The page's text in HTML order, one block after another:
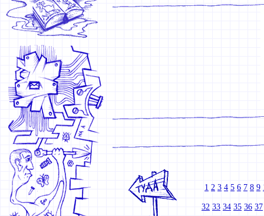
1 2 3 4 5 6 7 8 9
32 33 34 35 36 37